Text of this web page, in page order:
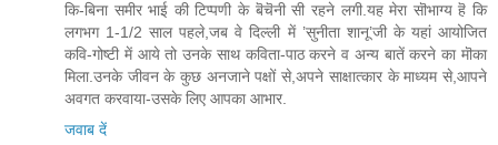
कि-बिना समीर भाई की टिप्पणी के बॆचॆनी सी रहने लगी.यह मेरा सॊभाग्य हॆ कि
लगभग 1-1/2 साल पहले,जब वे दिल्ली में ’सुनीता शानू’जी के यहां आयोजित
कवि-गोष्टी में आये तो उनके साथ कविता-पाठ करने व अन्य बातें करने का मॊका
मिला.उनके जीवन के कुछ अनजाने पक्षों से,अपने साक्षात्कार के माध्यम से,आपने
अवगत करवाया-उसके लिए आपका आभार.
जवाब दें